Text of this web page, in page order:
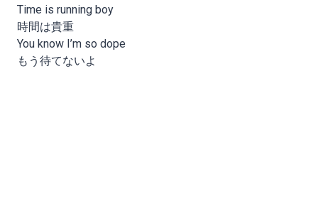
Time is running boy
時間は貴重
You know I’m so dope
もう待てないよ